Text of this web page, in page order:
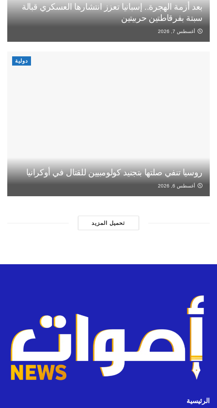
بعد أزمة الهجرة.. إسبانيا تعزز انتشارها العسكري قبالة
سبتة بفرقاطتين حربيتين
أغسطس 7, 2026
دولية
روسيا تنفي صلتها بتجنيد كولومبيين للقتال في أوكرانيا
أغسطس 6, 2026
تحميل المزيد
الرئيسية